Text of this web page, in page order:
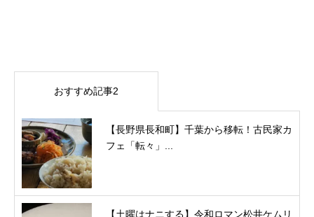
おすすめ記事2
【長野県長和町】千葉から移転！古民家カ
フェ「転々」...
【土曜はナニする】令和ロマン松井ケムリ